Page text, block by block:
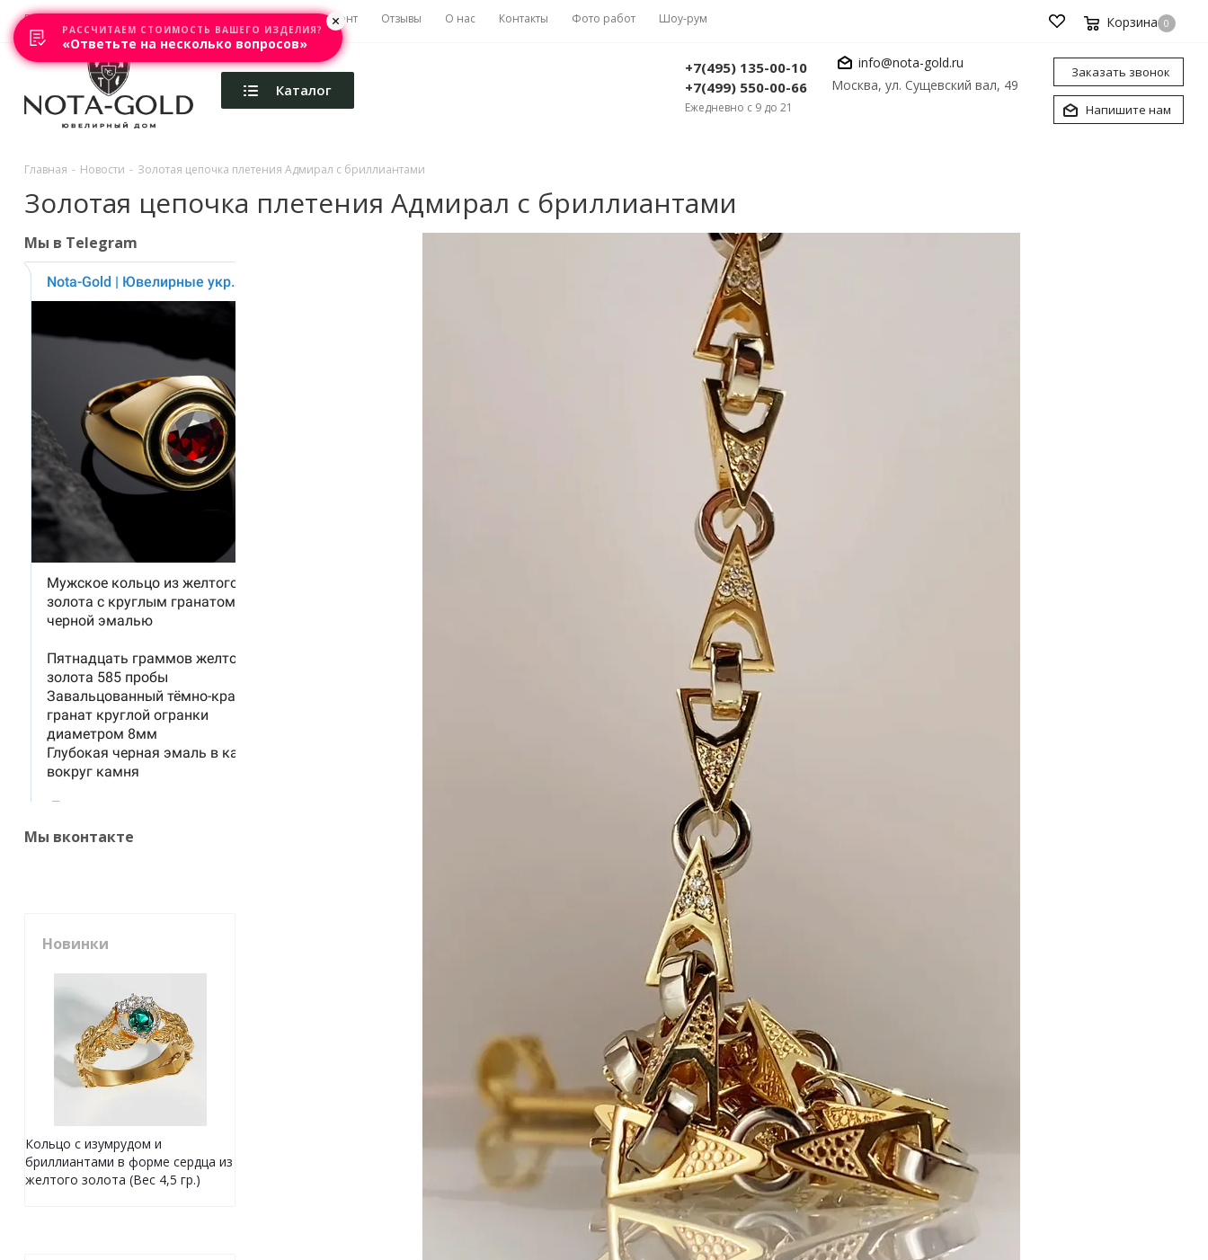
Главная Акции Каталоги Изготовление Ремонт Отзывы О нас Контакты Фото работ Шоу-рум Корзина 0
Каталог
+7(495) 135-00-10
+7(499) 550-00-66
Ежедневно с 9 до 21
info@nota-gold.ru
Москва, ул. Сущевский вал, 49
Заказать звонок
Напишите нам
Главная - Новости - Золотая цепочка плетения Адмирал с бриллиантами
Золотая цепочка плетения Адмирал с бриллиантами
Мы в Telegram
Мы вконтакте
Новинки
Кольцо с изумрудом и
бриллиантами в форме сердца из
желтого золота (Вес 4,5 гр.)
РАССЧИТАЕМ СТОИМОСТЬ ВАШЕГО ИЗДЕЛИЯ?
«Ответьте на несколько вопросов»